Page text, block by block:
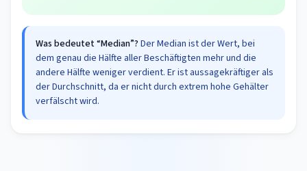
Was bedeutet “Median”? Der Median ist der Wert, bei
dem genau die Hälfte aller Beschäftigten mehr und die
andere Hälfte weniger verdient. Er ist aussagekräftiger als
der Durchschnitt, da er nicht durch extrem hohe Gehälter
verfälscht wird.